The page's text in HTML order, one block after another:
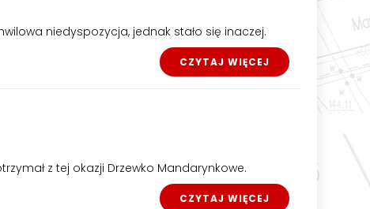
niedyspozycja, jednak stało się inaczej.
CZYTAJ WIĘCEJ
z tej okazji Drzewko Mandarynkowe.
CZYTAJ WIĘCEJ